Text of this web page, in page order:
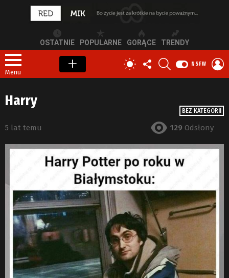
OSTATNIE POPULARNE GORĄCE TRENDY
Menu
PRZEŁĄCZ
SKÓRKĘ
OBSERWUJ
NAS
NSFW
BEZ KATEGORII
Harry
5 lat temu 129 Odsłony